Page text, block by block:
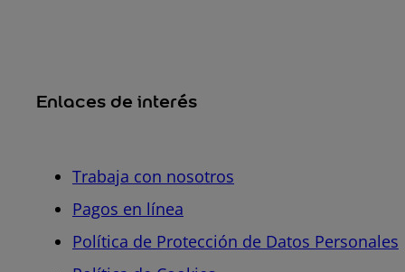
Enlaces de interés
Trabaja con nosotros
Pagos en línea
Política de Protección de Datos Personales